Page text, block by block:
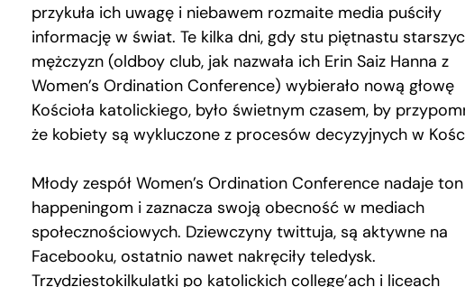
przykuła ich uwagę i niebawem rozmaite media puściły
informację w świat. Te kilka dni, gdy stu piętnastu
mężczyzn (oldboy club, jak nazwała ich Erin Saiz Hanna z
Women’s Ordination Conference) wybierało nową głowę
Kościoła katolickiego, było świetnym czasem, by
że kobiety są wykluczone z procesów decyzyjnych w
Młody zespół Women’s Ordination Conference nadaje ton
happeningom i zaznacza swoją obecność w mediach
społecznościowych. Dziewczyny twittuja, są aktywne na
Facebooku, ostatnio nawet nakręciły teledysk.
Trzydziestokilkulatki po katolickich college’ach i liceach